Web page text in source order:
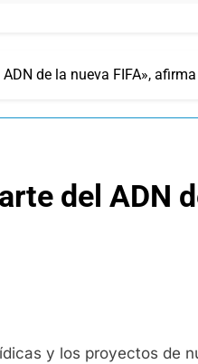
de la nueva FIFA»,
del ADN
y los proyectos de